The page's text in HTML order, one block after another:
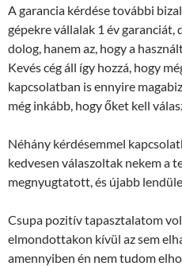
A garancia kérdése további
gépekre vállalak 1 év garanciát,
dolog, hanem az, hogy a
Kevés cég áll így hozzá, hogy
kapcsolatban is ennyire
még inkább, hogy őket kell
Néhány kérdésemmel
kedvesen válaszoltak nekem a
megnyugtatott, és újabb
Csupa pozitív tapasztalatom
elmondottakon kívül az sem
amennyiben én nem tudom